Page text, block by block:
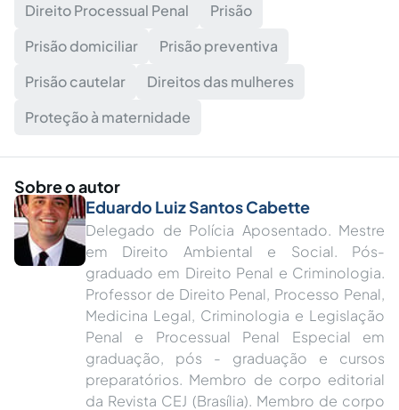
Direito Processual Penal
Prisão
Prisão domiciliar
Prisão preventiva
Prisão cautelar
Direitos das mulheres
Proteção à maternidade
Sobre o autor
Eduardo Luiz Santos Cabette
Delegado de Polícia Aposentado. Mestre
em Direito Ambiental e Social. Pós-
graduado em Direito Penal e Criminologia.
Professor de Direito Penal, Processo Penal,
Medicina Legal, Criminologia e Legislação
Penal e Processual Penal Especial em
graduação, pós - graduação e cursos
preparatórios. Membro de corpo editorial
da Revista CEJ (Brasília). Membro de corpo